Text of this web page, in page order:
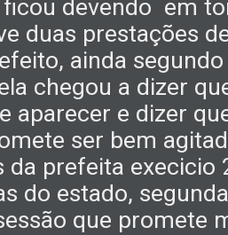
devendo em
duas prestações
ainda
chegou a dizer
aparecer e dizer
ser bem
da prefeita execicio
do estado,
que promete